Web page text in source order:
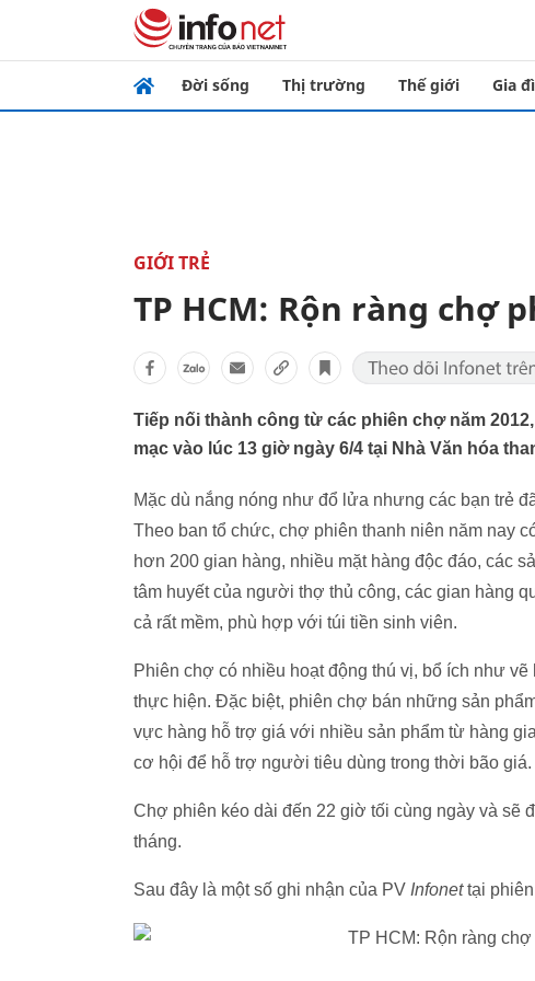
Đời sống Thị trường Thế giới Gia
GIỚI TRẺ
TP HCM: Rộn ràng chợ
Tiếp nối thành công từ các phiên chợ năm
mạc vào lúc 13 giờ ngày 6/4 tại Nhà Văn hóa
Mặc dù nắng nóng như đổ lửa nhưng các bạn trẻ
Theo ban tổ chức, chợ phiên thanh niên năm nay
hơn 200 gian hàng, nhiều mặt hàng độc đáo, các
tâm huyết của người thợ thủ công, các gian hàng
cả rất mềm, phù hợp với túi tiền sinh viên.
Phiên chợ có nhiều hoạt động thú vị, bổ ích như
thực hiện. Đặc biệt, phiên chợ bán những sản
vực hàng hỗ trợ giá với nhiều sản phẩm từ hàng
cơ hội để hỗ trợ người tiêu dùng trong thời bão giá.
Chợ phiên kéo dài đến 22 giờ tối cùng ngày và sẽ
tháng.
Sau đây là một số ghi nhận của PV Infonettại